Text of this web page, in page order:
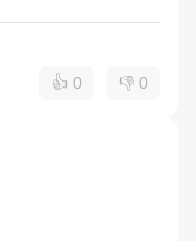
👍 0 👎 0